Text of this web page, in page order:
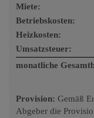
Miete:
Betriebskosten:
Heizkosten:
Umsatzsteuer:
monatliche
Provision: Gemäß
Abgeber die